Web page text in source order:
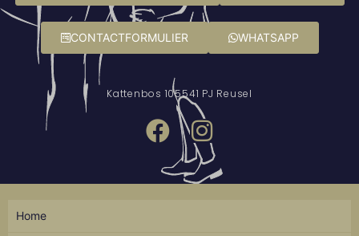
CONTACTFORMULIER WHATSAPP
Kattenbos 105541 PJ Reusel
Home